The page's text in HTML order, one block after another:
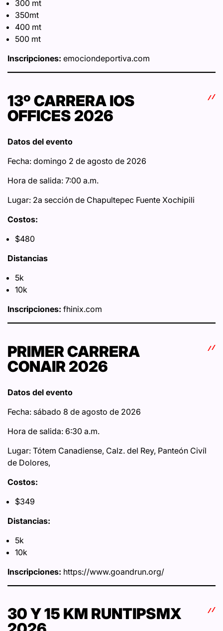
300 mt
350mt
400 mt
500 mt
Inscripciones: emociondeportiva.com
13º CARRERA IOS
OFFICES 2026
Datos del evento
Fecha: domingo 2 de agosto de 2026
Hora de salida: 7:00 a.m.
Lugar: 2a sección de Chapultepec Fuente Xochipili
Costos:
$480
Distancias
5k
10k
Inscripciones: fhinix.com
PRIMER CARRERA
CONAIR 2026
Datos del evento
Fecha: sábado 8 de agosto de 2026
Hora de salida: 6:30 a.m.
Lugar: Tótem Canadiense, Calz. del Rey, Panteón Civíl
de Dolores,
Costos:
$349
Distancias:
5k
10k
Inscripciones: https://www.goandrun.org/
30 Y 15 KM RUNTIPSMX